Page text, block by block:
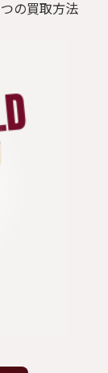
の買取方法